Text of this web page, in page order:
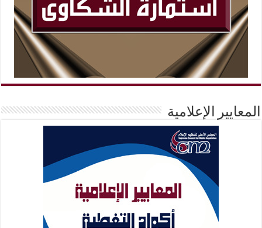
المعايير الإعلامية